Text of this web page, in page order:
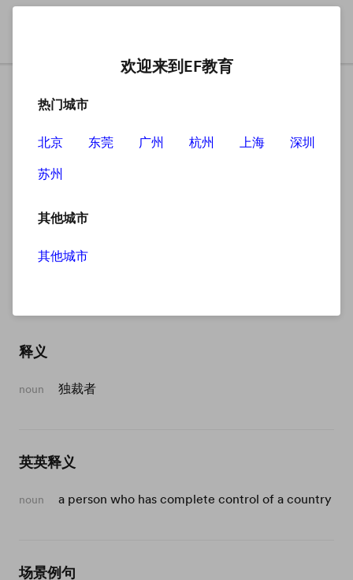
dictator
释义
noun 独裁者
英英释义
noun a person who has complete control of a country
场景例句
欢迎来到EF教育
热门城市
北京 东莞 广州 杭州 上海
深圳
苏州
其他城市
其他城市